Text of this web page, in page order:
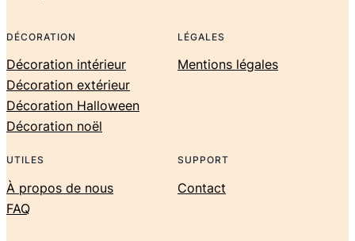
DÉCORATION
Décoration intérieur
Décoration extérieur
Décoration Halloween
Décoration noël
LÉGALES
Mentions légales
UTILES
À propos de nous
FAQ
SUPPORT
Contact